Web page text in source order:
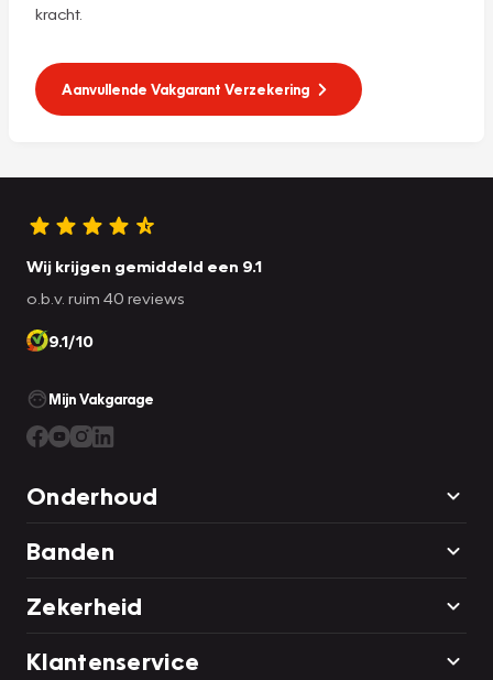
kracht.
Aanvullende Vakgarant Verzekering
Wij krijgen gemiddeld een 9.1
o.b.v. ruim 40 reviews
9.1/10
Mijn Vakgarage
Onderhoud
Banden
Zekerheid
Klantenservice